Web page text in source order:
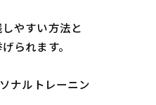
やすい方法と
られます。
ナルトレーニン